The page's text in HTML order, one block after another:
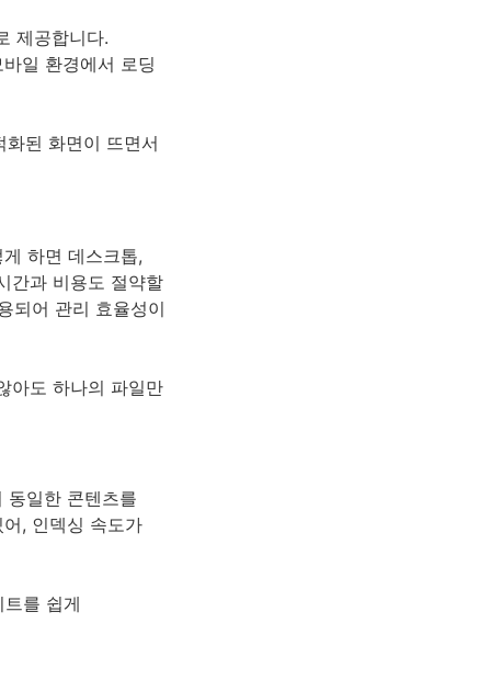
제공합니다.
일 환경에서 로딩
된 화면이 뜨면서
하면 데스크톱,
간과 비용도 절약할
되어 관리 효율성이
아도 하나의 파일만
동일한 콘텐츠를
, 인덱싱 속도가
를 쉽게